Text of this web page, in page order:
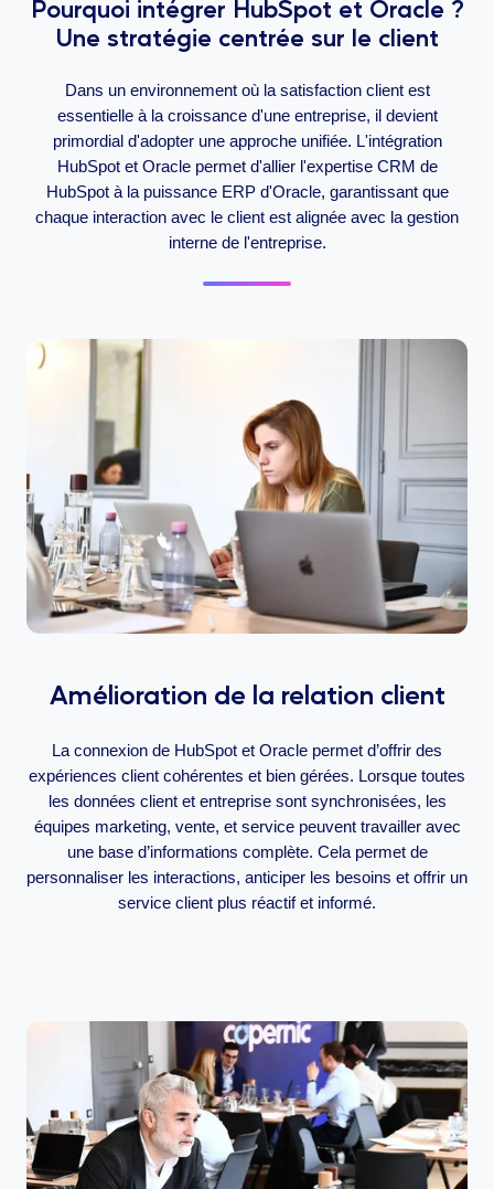
Pourquoi intégrer HubSpot et Oracle ?
Une stratégie centrée sur le client
Dans un environnement où la satisfaction client est
essentielle à la croissance d'une entreprise, il devient
primordial d'adopter une approche unifiée. L'intégration
HubSpot et Oracle permet d'allier l'expertise CRM de
HubSpot à la puissance ERP d'Oracle, garantissant que
chaque interaction avec le client est alignée avec la gestion
interne de l'entreprise.
Amélioration de la relation client
La connexion de HubSpot et Oracle permet d’offrir des
expériences client cohérentes et bien gérées. Lorsque toutes
les données client et entreprise sont synchronisées, les
équipes marketing, vente, et service peuvent travailler avec
une base d’informations complète. Cela permet de
personnaliser les interactions, anticiper les besoins et offrir un
service client plus réactif et informé.